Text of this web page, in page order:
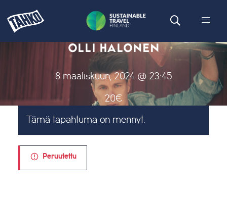
OLLI HALONEN
8 maaliskuun, 2024 @ 23:45
20€
Tämä tapahtuma on mennyt.
Peruutettu